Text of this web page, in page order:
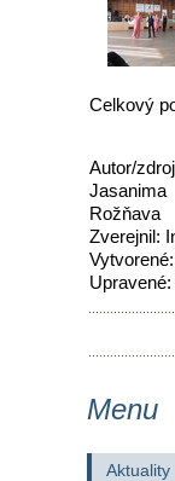
Celkový
Autor/
Rožňava
Zverejnil:
Menu
Aktuality